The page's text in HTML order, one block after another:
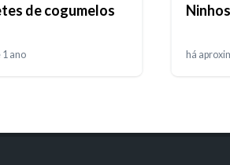
de cogumelos
1 ano há